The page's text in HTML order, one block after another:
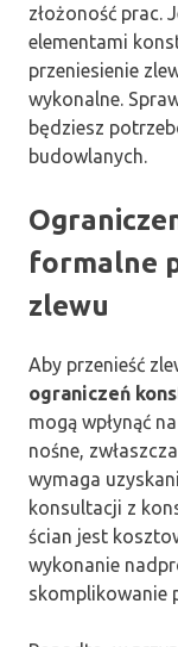
złożoność prac.
elementami
przeniesienie
wykonalne.
będziesz
budowlanych.
formalne
zlewu
Aby przenieść
ograniczeń
mogą wpłynąć
nośne,
wymaga
konsultacji z
ścian jest
wykonanie
skomplikowanie